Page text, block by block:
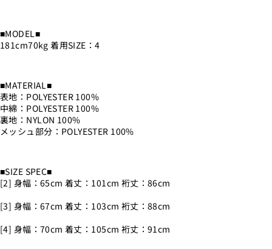
■MODEL■
181cm70kg 着用SIZE：4
■MATERIAL■
表地：POLYESTER 100%
中綿：POLYESTER 100%
裏地：NYLON 100%
メッシュ部分：POLYESTER 100%
■SIZE SPEC■
[2] 身幅：65cm 着丈：101cm 裄丈：86cm
[3] 身幅：67cm 着丈：103cm 裄丈：88cm
[4] 身幅：70cm 着丈：105cm 裄丈：91cm